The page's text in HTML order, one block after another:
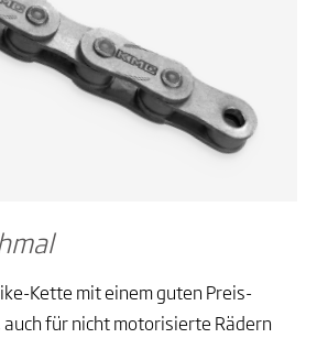
Kette mit einem guten Preis-
für nicht motorisierte Rädern